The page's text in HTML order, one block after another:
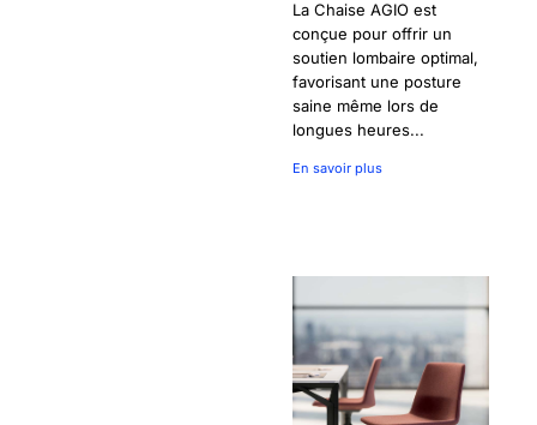
La Chaise AGIO est
conçue pour offrir un
soutien lombaire optimal,
favorisant une posture
saine même lors de
longues heures...
En savoir plus